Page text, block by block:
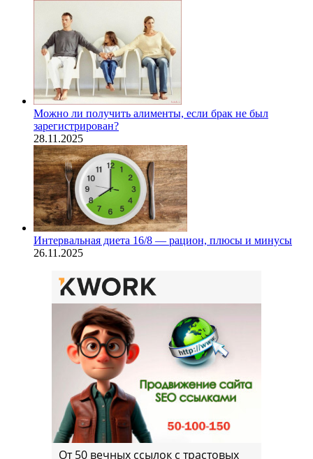
Можно ли получить алименты, если брак не был
зарегистрирован?
28.11.2025
Интервальная диета 16/8 — рацион, плюсы и минусы
26.11.2025